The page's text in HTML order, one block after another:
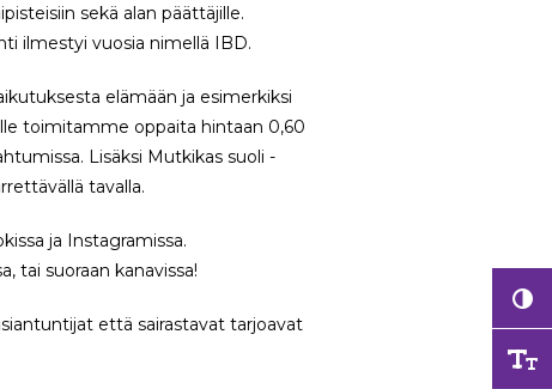
sekä alan päättäjille.
ilmestyi vuosia nimellä IBD.
elämään ja esimerkiksi
toimitamme oppaita hintaan 0,60
Lisäksi Mutkikas suoli -
tavalla.
ja Instagramissa.
tai suoraan kanavissa!
että sairastavat tarjoavat